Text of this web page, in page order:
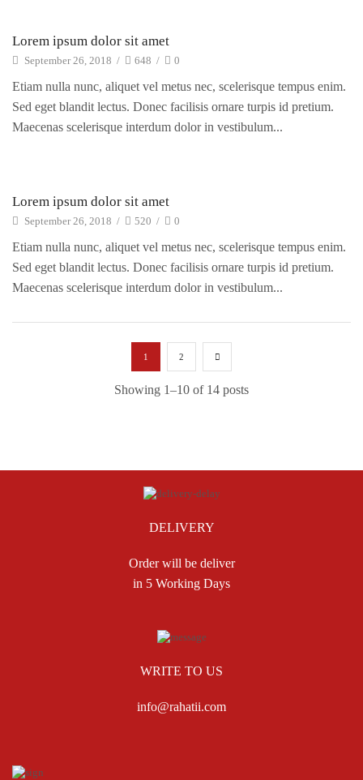
Electro Advices
Lorem ipsum dolor sit amet
September 26, 2018 / 648 / 0
Etiam nulla nunc, aliquet vel metus nec, scelerisque tempus enim.
Sed eget blandit lectus. Donec facilisis ornare turpis id pretium.
Maecenas scelerisque interdum dolor in vestibulum...
Electro Advices
Lorem ipsum dolor sit amet
September 26, 2018 / 520 / 0
Etiam nulla nunc, aliquet vel metus nec, scelerisque tempus enim.
Sed eget blandit lectus. Donec facilisis ornare turpis id pretium.
Maecenas scelerisque interdum dolor in vestibulum...
Showing 1–10 of 14 posts
1 2
DELIVERY
Order will be deliver
in 5 Working Days
WRITE TO US
info@rahatii.com